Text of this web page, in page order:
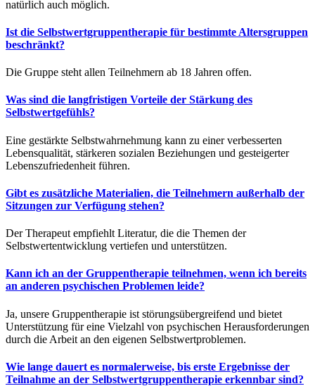
natürlich auch möglich.
Ist die Selbstwertgruppentherapie für bestimmte Altersgruppen
beschränkt?
Die Gruppe steht allen Teilnehmern ab 18 Jahren offen.
Was sind die langfristigen Vorteile der Stärkung des
Selbstwertgefühls?
Eine gestärkte Selbstwahrnehmung kann zu einer verbesserten
Lebensqualität, stärkeren sozialen Beziehungen und gesteigerter
Lebenszufriedenheit führen.
Gibt es zusätzliche Materialien, die Teilnehmern außerhalb der
Sitzungen zur Verfügung stehen?
Der Therapeut empfiehlt Literatur, die die Themen der
Selbstwertentwicklung vertiefen und unterstützen.
Kann ich an der Gruppentherapie teilnehmen, wenn ich bereits
an anderen psychischen Problemen leide?
Ja, unsere Gruppentherapie ist störungsübergreifend und bietet
Unterstützung für eine Vielzahl von psychischen Herausforderungen
durch die Arbeit an den eigenen Selbstwertproblemen.
Wie lange dauert es normalerweise, bis erste Ergebnisse der
Teilnahme an der Selbstwertgruppentherapie erkennbar sind?